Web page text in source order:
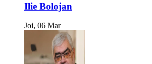
Ilie Bolojan
Joi, 06 Mar